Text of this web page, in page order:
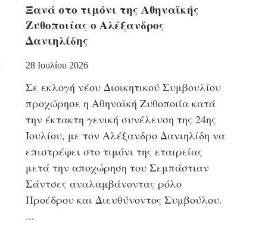
Ξανά στο τιμόνι της Αθηναϊκής
Ζυθοποιίας ο Αλέξανδρος
Δανιηλίδης
28 Ιουλίου 2026
Σε εκλογή νέου Διοικητικού Συμβουλίου
προχώρησε η Αθηναϊκή Ζυθοποιία κατά
την έκτακτη γενική συνέλευση της 24ης
Ιουλίου, με τον Αλέξανδρο Δανιηλίδη να
επιστρέφει στο τιμόνι της εταιρείας
μετά την αποχώρηση του Σεμπάστιαν
Σάντσες αναλαμβάνοντας ρόλο
Προέδρου και Διευθύνοντος Συμβούλου.